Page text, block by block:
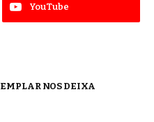
YouTube
NOS DEIXA